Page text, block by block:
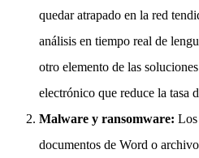
quedar atrapado en la red
análisis en tiempo real de
otro elemento de las
electrónico que reduce la tasa
Malware y ransomware:
documentos de Word o